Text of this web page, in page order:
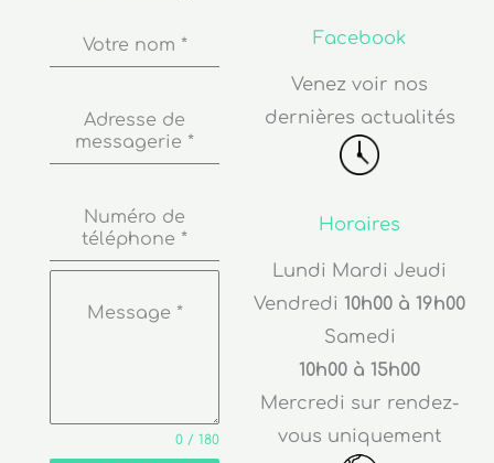
Votre nom *
Adresse de
messagerie *
Numéro de
téléphone *
Message *
0 / 180
Facebook
Venez voir nos
dernières actualités
Horaires
Lundi Mardi Jeudi
Vendredi 10h00 à 19h00
Samedi
10h00 à 15h00
Mercredi sur rendez-
vous uniquement